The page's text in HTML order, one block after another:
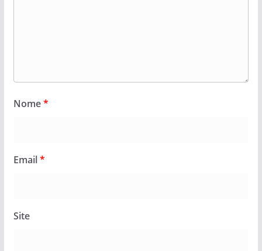
Nome*
Email*
Site